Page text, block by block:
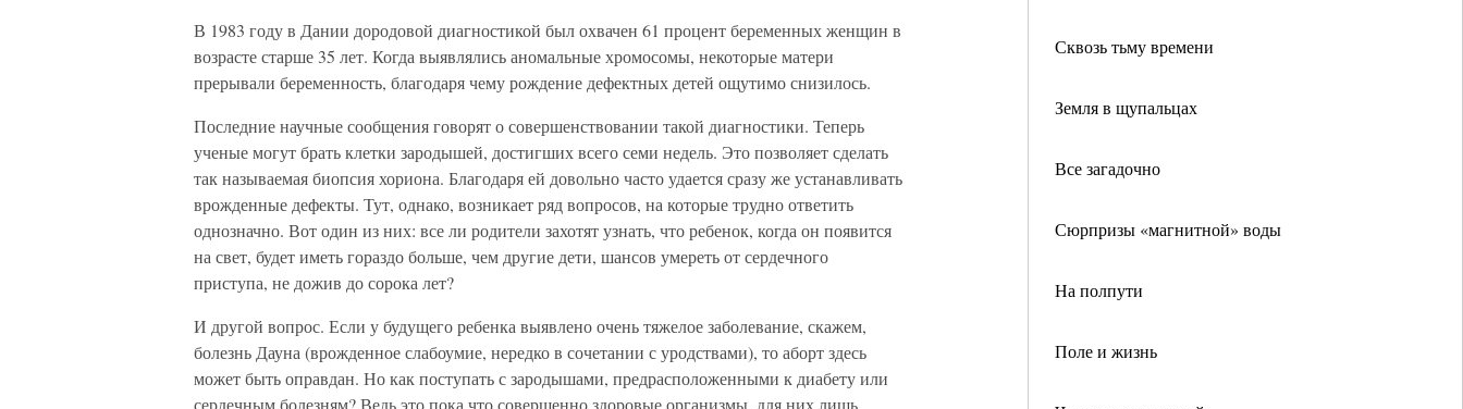
Сквозь тьму времени
Земля в щупальцах
Все загадочно
Сюрпризы «магнитной» воды
На полпути
Поле и жизнь
В 1983 году в Дании дородовой диагностикой был охвачен 61 процент беременных женщин в
возрасте старше 35 лет. Когда выявлялись аномальные хромосомы, некоторые матери
прерывали беременность, благодаря чему рождение дефектных детей ощутимо снизилось.
Последние научные сообщения говорят о совершенствовании такой диагностики. Теперь
ученые могут брать клетки зародышей, достигших всего семи недель. Это позволяет сделать
так называемая биопсия хориона. Благодаря ей довольно часто удается сразу же устанавливать
врожденные дефекты. Тут, однако, возникает ряд вопросов, на которые трудно ответить
однозначно. Вот один из них: все ли родители захотят узнать, что ребенок, когда он появится
на свет, будет иметь гораздо больше, чем другие дети, шансов умереть от сердечного
приступа, не дожив до сорока лет?
И другой вопрос. Если у будущего ребенка выявлено очень тяжелое заболевание, скажем,
болезнь Дауна (врожденное слабоумие, нередко в сочетании с уродствами), то аборт здесь
может быть оправдан. Но как поступать с зародышами, предрасположенными к диабету или
сердечным болезням? Ведь это пока что совершенно здоровые организмы, для них лишь